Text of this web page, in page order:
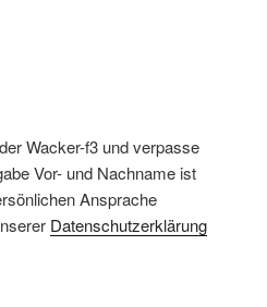
Wacker-f3 und verpasse
Vor- und Nachname ist
Ansprache
Datenschutzerklärung